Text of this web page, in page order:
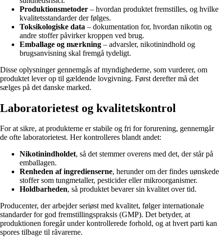
Produktionsmetoder – hvordan produktet fremstilles, og hvilke
kvalitetsstandarder der følges.
Toksikologiske data – dokumentation for, hvordan nikotin og
andre stoffer påvirker kroppen ved brug.
Emballage og mærkning – advarsler, nikotinindhold og
brugsanvisning skal fremgå tydeligt.
Disse oplysninger gennemgås af myndighederne, som vurderer, om
produktet lever op til gældende lovgivning. Først derefter må det
sælges på det danske marked.
Laboratorietest og kvalitetskontrol
For at sikre, at produkterne er stabile og fri for forurening, gennemgår
de ofte laboratorietest. Her kontrolleres blandt andet:
Nikotinindholdet, så det stemmer overens med det, der står på
emballagen.
Renheden af ingredienserne, herunder om der findes uønskede
stoffer som tungmetaller, pesticider eller mikroorganismer.
Holdbarheden, så produktet bevarer sin kvalitet over tid.
Producenter, der arbejder seriøst med kvalitet, følger internationale
standarder for god fremstillingspraksis (GMP). Det betyder, at
produktionen foregår under kontrollerede forhold, og at hvert parti kan
spores tilbage til råvarerne.